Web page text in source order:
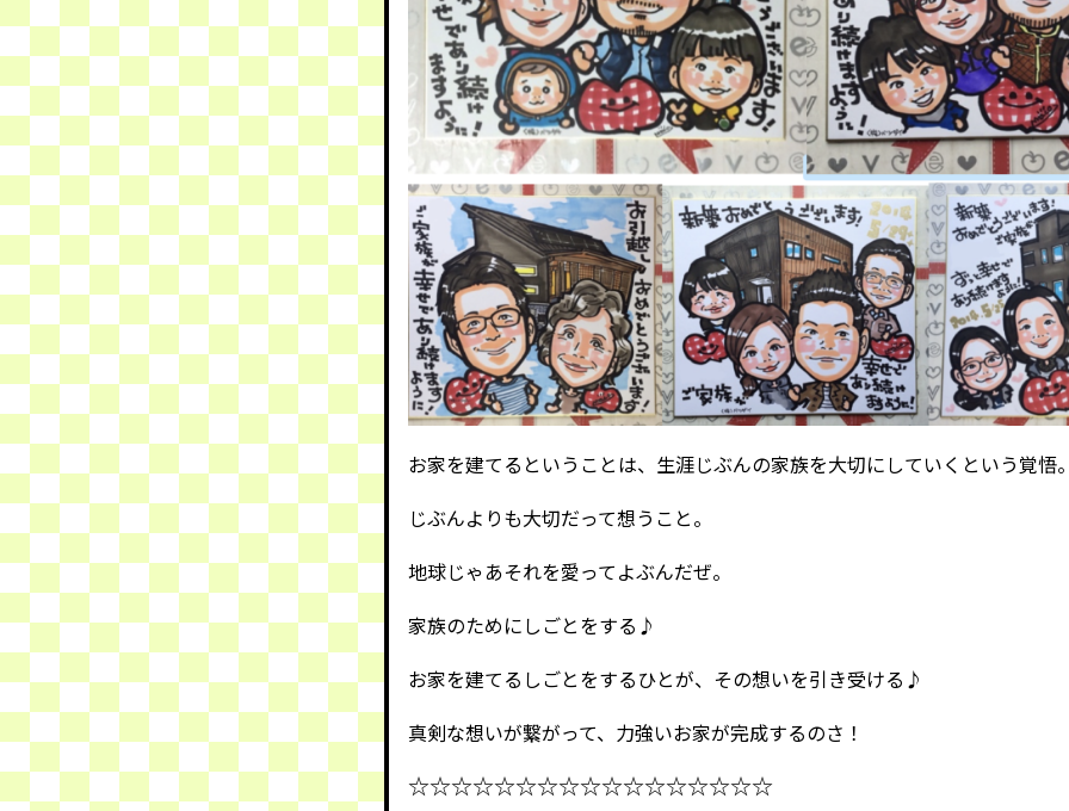
お家を建てるということは、 生涯じぶんの家族を大切にしていくという覚悟
じぶんよりも大切だって想うこと。
地球じゃあそれを愛ってよぶんだぜ。
家族のためにしごとをする♪
お家を建てるしごとをするひとが、 その想いを引き受ける♪
真剣な想いが繋がって、力強いお家が完成するのさ！
☆☆☆☆☆☆☆☆☆☆☆☆☆☆☆☆☆